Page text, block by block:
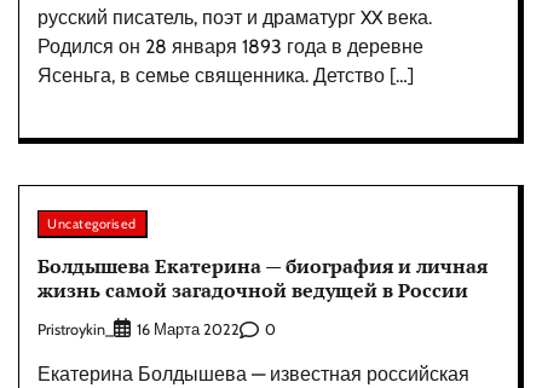
русский писатель, поэт и драматург XX века.
Родился он 28 января 1893 года в деревне
Ясеньга, в семье священника. Детство […]
Uncategorised
Болдышева Екатерина — биография и личная
жизнь самой загадочной ведущей в России
Pristroykin_ 16 Марта 2022 0
Екатерина Болдышева — известная российская